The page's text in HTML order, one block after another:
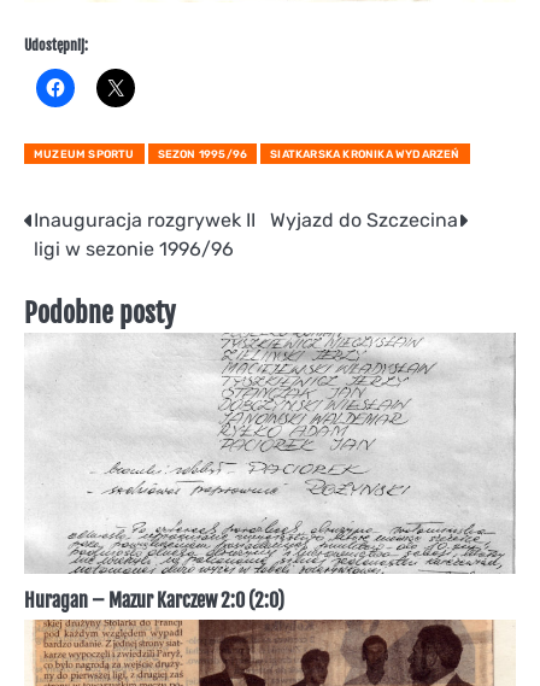
Udostępnij:
MUZEUM SPORTU SEZON 1995/96 SIATKARSKA KRONIKA WYDARZEŃ
Nawigacja
wpisu
Inauguracja rozgrywek II
ligi w sezonie 1996/96
Wyjazd do Szczecina
Podobne posty
Huragan – Mazur Karczew 2:0 (2:0)